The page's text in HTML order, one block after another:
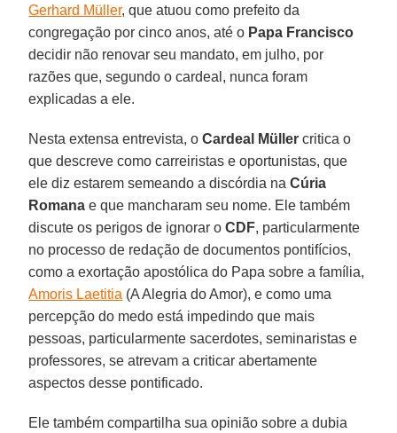
Gerhard Müller, que atuou como prefeito da
congregação por cinco anos, até o Papa Francisco
decidir não renovar seu mandato, em julho, por
razões que, segundo o cardeal, nunca foram
explicadas a ele.
Nesta extensa entrevista, oCardeal Müller critica o
que descreve como carreiristas e oportunistas, que
ele diz estarem semeando a discórdia naCúria
Romana e que mancharam seu nome. Ele também
discute os perigos de ignorar oCDF, particularmente
no processo de redação de documentos pontifícios,
como a exortação apostólica do Papa sobre a família,
Amoris Laetitia (A Alegria do Amor), e como uma
percepção do medo está impedindo que mais
pessoas, particularmente sacerdotes, seminaristas e
professores, se atrevam a criticar abertamente
aspectos desse pontificado.
Ele também compartilha sua opinião sobre a dubia